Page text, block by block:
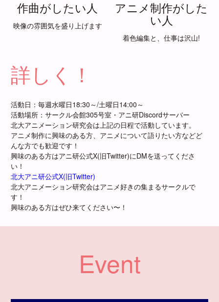
作曲がしたい人
映像の雰囲気を盛り上げます
アニメ制作がした
い人
着色編集と、仕事は沢山!
詳しく！
活動日：毎週水曜日18:30～/土曜日14:00～
活動場所：サークル会館305号室・アニ研Discordサーバー
北大アニメーション研究会は上記の日程で活動しています。
アニメ制作に興味のある方、アニメについて語りたい方などど
んな方でも歓迎です！
興味のある方はアニ研公式X(旧Twitter)にDMを送ってくださ
い！
北大アニ研公式X(旧Twitter)
北大アニメーション研究会はアニメ好きの集まるサークルで
す！
興味のある方はぜひ来てください〜！
Event